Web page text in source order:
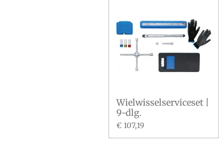
Wielwisselserviceset |
9-dlg.
€ 107,19